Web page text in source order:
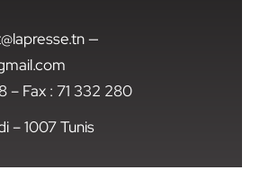
—
– Fax : 71 332 280
– 1007 Tunis